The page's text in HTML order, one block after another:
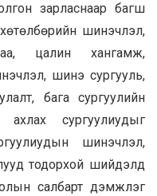
зарласнаар багш
шинэчлэл,
цалин хангамж,
шинэ сургууль,
бага сургуулийн
ахлах сургуулиудыг
шинэчлэл,
тодорхой шийдэлд
салбарт дэмжлэг